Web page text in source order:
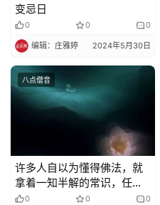
变忌日
0 0 0
编辑：庄雅婷 2024年5月30日
八点僧音
许多人自以为懂得佛法，就
拿着一知半解的常识，任意
理解佛法
0 0 0